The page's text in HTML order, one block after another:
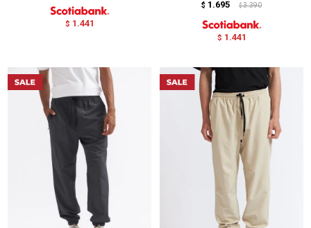
$ 1.441
$ 1.695 $ 3.390
$ 1.441